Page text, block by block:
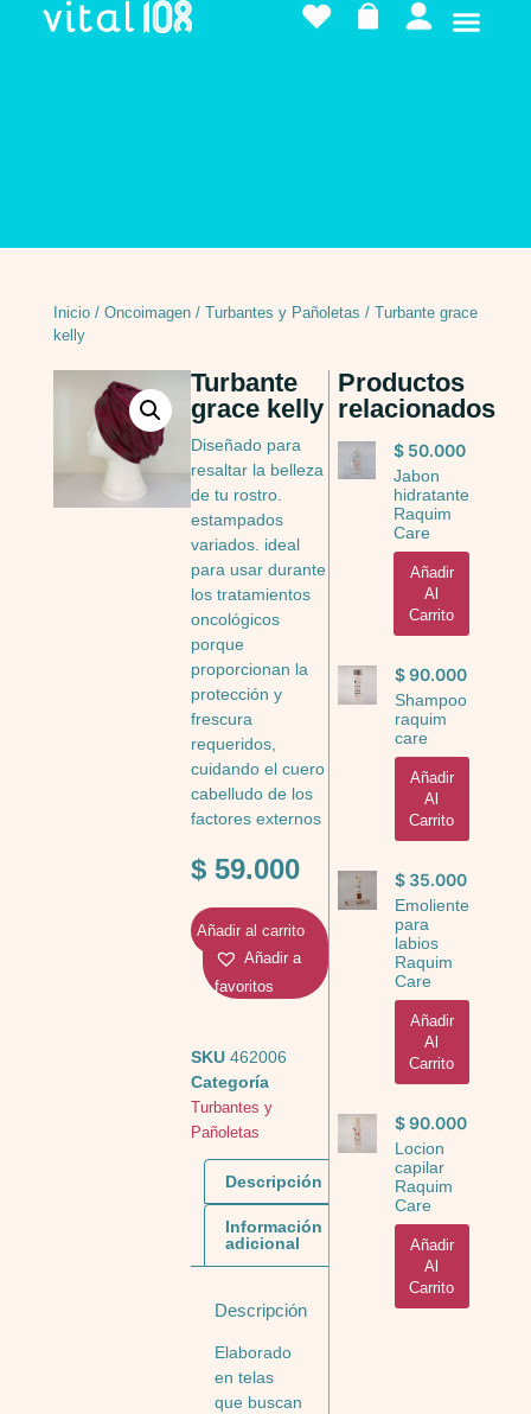
Inicio/ Oncoimagen/ Turbantes y Pañoletas / Turbante grace
kelly
Turbante
grace kelly
Diseñado para
resaltar la belleza
de tu rostro.
estampados
variados. ideal
para usar durante
los tratamientos
oncológicos
porque
proporcionan la
protección y
frescura
requeridos,
cuidando el cuero
cabelludo de los
factores externos
$59.000
Añadir al carrito
Añadir a
favoritos
SKU 462006
Categoría
Turbantes y
Pañoletas
Descripción
Información
adicional
Descripción
Elaborado
en telas
que buscan
Productos
relacionados
$ 50.000
Jabon
hidratante
Raquim
Care
Añadir
Al
Carrito
$90.000
Shampoo
raquim
care
Añadir
Al
Carrito
$35.000
Emoliente
para
labios
Raquim
Care
Añadir
Al
Carrito
$90.000
Locion
capilar
Raquim
Care
Añadir
Al
Carrito